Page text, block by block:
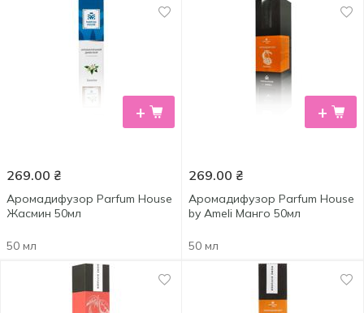
+
269.00 ₴
Аромадифузор Parfum House
Жасмин 50мл
50 мл
+
269.00 ₴
Аромадифузор Parfum House
by Ameli Манго 50мл
50 мл